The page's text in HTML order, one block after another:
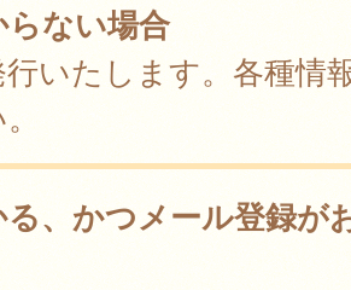
ない場合
いたします。各種情
、かつメール登録が